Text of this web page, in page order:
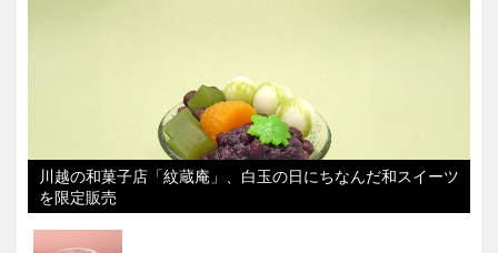
川越の和菓子店「紋蔵庵」、白玉の日にちなんだ和スイーツ
を限定販売